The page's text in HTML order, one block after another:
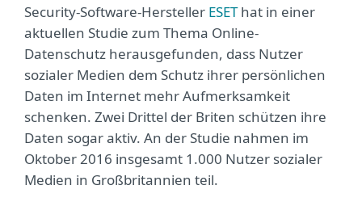
Security-Software-Hersteller ESEThat in einer
aktuellen Studie zum Thema Online-
Datenschutz herausgefunden, dass Nutzer
sozialer Medien dem Schutz ihrer persönlichen
Daten im Internet mehr Aufmerksamkeit
schenken. Zwei Drittel der Briten schützen ihre
Daten sogar aktiv. An der Studie nahmen im
Oktober 2016 insgesamt 1.000 Nutzer sozialer
Medien in Großbritannien teil.